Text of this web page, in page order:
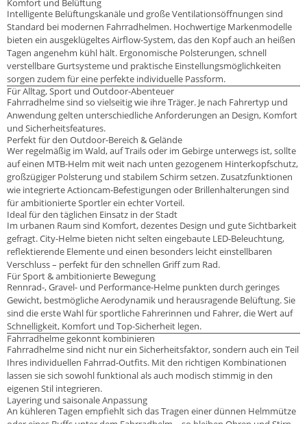
Komfort und Belüftung
Intelligente Belüftungskanäle und große Ventilationsöffnungen sind
Standard bei modernen Fahrradhelmen. Hochwertige Markenmodelle
bieten ein ausgeklügeltes Airflow-System, das den Kopf auch an heißen
Tagen angenehm kühl hält. Ergonomische Polsterungen, schnell
verstellbare Gurtsysteme und praktische Einstellungsmöglichkeiten
sorgen zudem für eine perfekte individuelle Passform.
Für Alltag, Sport und Outdoor-Abenteuer
Fahrradhelme sind so vielseitig wie ihre Träger. Je nach Fahrertyp und
Anwendung gelten unterschiedliche Anforderungen an Design, Komfort
und Sicherheitsfeatures.
Perfekt für den Outdoor-Bereich & Gelände
Wer regelmäßig im Wald, auf Trails oder im Gebirge unterwegs ist, sollte
auf einen MTB-Helm mit weit nach unten gezogenem Hinterkopfschutz,
großzügiger Polsterung und stabilem Schirm setzen. Zusatzfunktionen
wie integrierte Actioncam-Befestigungen oder Brillenhalterungen sind
für ambitionierte Sportler ein echter Vorteil.
Ideal für den täglichen Einsatz in der Stadt
Im urbanen Raum sind Komfort, dezentes Design und gute Sichtbarkeit
gefragt. City-Helme bieten nicht selten eingebaute LED-Beleuchtung,
reflektierende Elemente und einen besonders leicht einstellbaren
Verschluss – perfekt für den schnellen Griff zum Rad.
Für Sport & ambitionierte Bewegung
Rennrad-, Gravel- und Performance-Helme punkten durch geringes
Gewicht, bestmögliche Aerodynamik und herausragende Belüftung. Sie
sind die erste Wahl für sportliche Fahrerinnen und Fahrer, die Wert auf
Schnelligkeit, Komfort und Top-Sicherheit legen.
Fahrradhelme gekonnt kombinieren
Fahrradhelme sind nicht nur ein Sicherheitsfaktor, sondern auch ein Teil
Ihres individuellen Fahrrad-Outfits. Mit den richtigen Kombinationen
lassen sie sich sowohl funktional als auch modisch stimmig in den
eigenen Stil integrieren.
Layering und saisonale Anpassung
An kühleren Tagen empfiehlt sich das Tragen einer dünnen Helmmütze